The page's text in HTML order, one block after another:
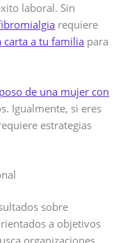
laboral. Sin
requiere
carta a tu familia para
de una mujer con
Igualmente, si eres
estrategias
sobre
a objetivos
organizaciones